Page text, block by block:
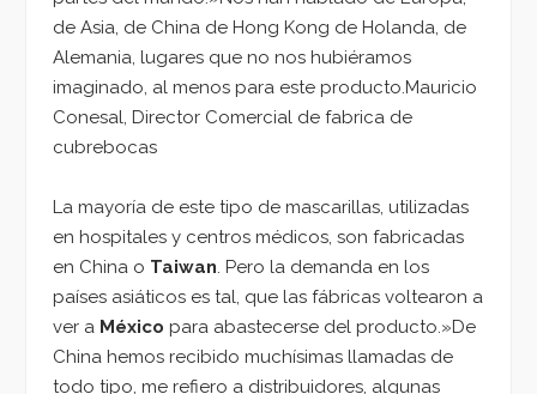
de Asia, de China de Hong Kong de Holanda, de
Alemania, lugares que no nos hubiéramos
imaginado, al menos para este producto.Mauricio
Conesal, Director Comercial de fabrica de
cubrebocas
La mayoría de este tipo de mascarillas, utilizadas
en hospitales y centros médicos, son fabricadas
en China o Taiwan. Pero la demanda en los
países asiáticos es tal, que las fábricas voltearon a
ver a México para abastecerse del producto.»De
China hemos recibido muchísimas llamadas de
todo tipo, me refiero a distribuidores, algunas